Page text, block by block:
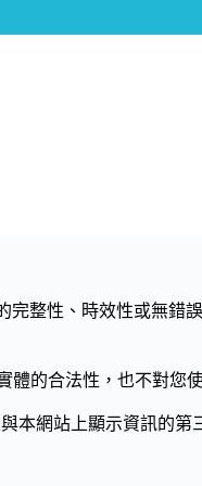
整性、時效性或無錯
的合法性，也不對您
本網站上顯示資訊的第